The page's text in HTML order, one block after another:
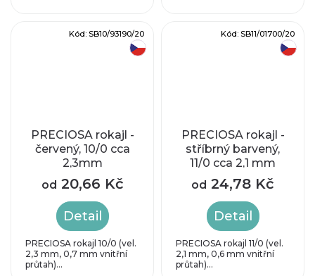
PRECIOSA rokajl -
červený, 10/0 cca
2,3mm
od 20,66 Kč
Detail
PRECIOSA rokajl 10/0 (vel.
2,3 mm, 0,7 mm vnitřní
průtah)...
Kód: SB10/93190/20
PRECIOSA rokajl -
stříbrný barvený,
11/0 cca 2,1 mm
od 24,78 Kč
Detail
PRECIOSA rokajl 11/0 (vel.
2,1 mm, 0,6 mm vnitřní
průtah)...
Kód: SB11/01700/20